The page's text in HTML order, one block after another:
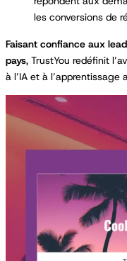
les conversions de
Faisant confiance aux
pays, TrustYou redéfinit
à l’IA et à l’apprentissage